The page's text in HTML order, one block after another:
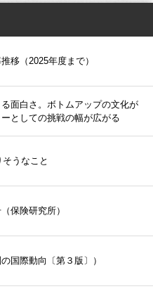
移（2025年度まで）
面白さ。ボトムアップの文化が
としての挑戦の幅が広がる
うなこと
保険研究所）
国際動向〔第３版〕）